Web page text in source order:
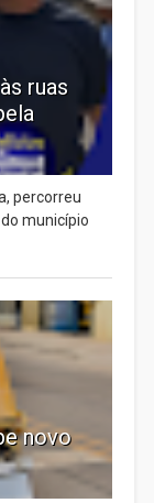
ruas
percorreu
município
novo